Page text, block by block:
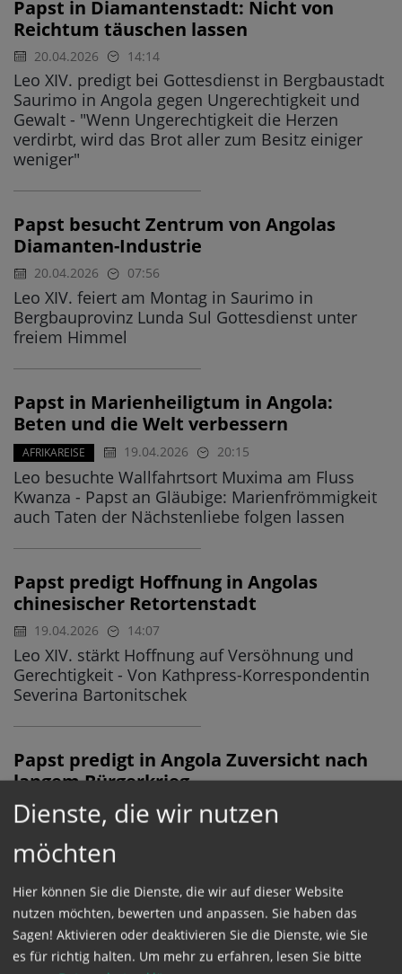
Papst in Diamantenstadt: Nicht von
Reichtum täuschen lassen
20.04.2026 14:14
Leo XIV. predigt bei Gottesdienst in Bergbaustadt
Saurimo in Angola gegen Ungerechtigkeit und
Gewalt - "Wenn Ungerechtigkeit die Herzen
verdirbt, wird das Brot aller zum Besitz einiger
weniger"
Papst besucht Zentrum von Angolas
Diamanten-Industrie
20.04.2026 07:56
Leo XIV. feiert am Montag in Saurimo in
Bergbauprovinz Lunda Sul Gottesdienst unter
freiem Himmel
Papst in Marienheiligtum in Angola:
Beten und die Welt verbessern
AFRIKAREISE 19.04.2026 20:15
Leo besuchte Wallfahrtsort Muxima am Fluss
Kwanza - Papst an Gläubige: Marienfrömmigkeit
auch Taten der Nächstenliebe folgen lassen
Papst predigt Hoffnung in Angolas
chinesischer Retortenstadt
19.04.2026 14:07
Leo XIV. stärkt Hoffnung auf Versöhnung und
Gerechtigkeit - Von Kathpress-Korrespondentin
Severina Bartonitschek
Papst predigt in Angola Zuversicht nach
langem Bürgerkrieg
AFRIKAREISE 19.04.2026 12:28
Hauptstadt Luanda - Leo XIV. ruft dazu auf, Hass
und dürstet nach Hoffnung, Frieden und
Geschwisterlichkeit"
Dienste, die wir nutzen
möchten
Hier können Sie die Dienste, die wir auf dieser Website
nutzen möchten, bewerten und anpassen. Sie haben das
Sagen! Aktivieren oder deaktivieren Sie die Dienste, wie Sie
es für richtig halten. Um mehr zu erfahren, lesen Sie bitte